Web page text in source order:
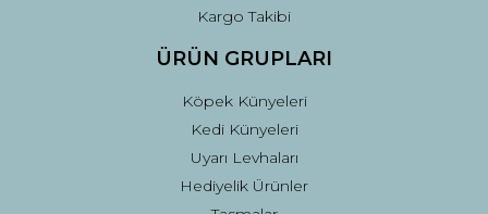
Kargo Takibi
ÜRÜN GRUPLARI
Köpek Künyeleri
Kedi Künyeleri
Uyarı Levhaları
Hediyelik Ürünler